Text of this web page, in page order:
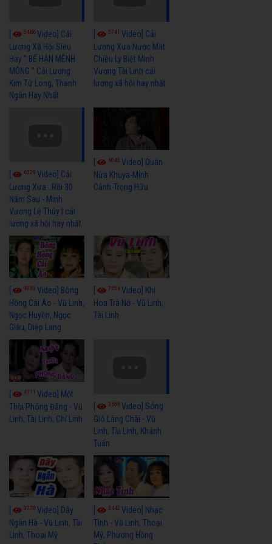
5466Video] Cải
Lương Xã Hội Siêu
Hay " BỂ HẬN MÊNH
MÔNG " Cải Lương
Kim Tử Long, Thanh
Ngân Hay Nhất
5741Video] Cải
Lương Xưa Nước Mắt
Chiều Ly Biệt Minh
Vương Tài Linh cải
lương xã hội hay nhất
6329 Video] Cải
Lương Xưa : Rồi 30
Năm Sau - Minh
Vương Lệ Thủy | cải
lương xã hội hay nhất
6045Video] Quán
Nửa Khuya-Minh
Cảnh-Trọng Hữu
9063 Video] Bông
Hồng Cài Áo - Vũ Linh,
Ngọc Huyền, Ngọc
Giàu, Diệp Lang
7354Video] Khi
Hoa Trà Nở - Vũ Linh,
Tài Linh
4111 Video] Một
Thời Phóng Đãng - Vũ
Linh, Tài Linh, Chí Linh
3659Video] Sóng
Gió Làng Chài - Vũ
Linh, Tài Linh, Khánh
Tuấn
3770 Video] Dãy
Ngân Hà - Vũ Linh, Tài
Linh, Thoại Mỹ
3442Video] Nhạc
Tình - Vũ Linh, Thoại
Mỹ, Phương Hồng